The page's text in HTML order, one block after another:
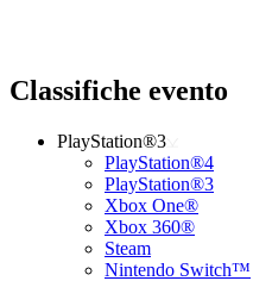
Classifiche evento
PlayStation®3
PlayStation®4
PlayStation®3
Xbox One®
Xbox 360®
Steam
Nintendo Switch™